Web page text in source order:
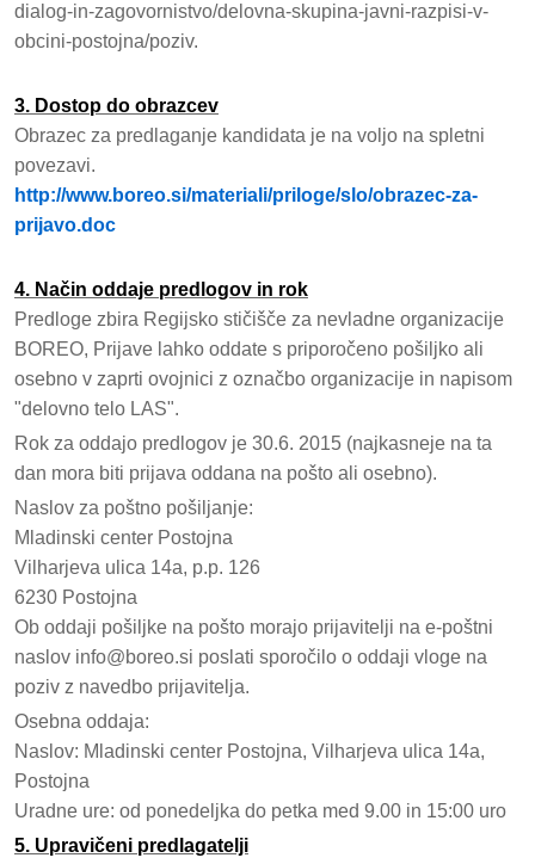
dialog-in-zagovornistvo/delovna-skupina-javni-razpisi-v-
obcini-postojna/poziv.
3. Dostop do obrazcev
Obrazec za predlaganje kandidata je na voljo na spletni
povezavi.
http://www.boreo.si/materiali/priloge/slo/obrazec-za-
prijavo.doc
4. Način oddaje predlogov in rok
Predloge zbira Regijsko stičišče za nevladne organizacije
BOREO, Prijave lahko oddate s priporočeno pošiljko ali
osebno v zaprti ovojnici z označbo organizacije in napisom
"delovno telo LAS".
Rok za oddajo predlogov je 30.6. 2015 (najkasneje na ta
dan mora biti prijava oddana na pošto ali osebno).
Naslov za poštno pošiljanje:
Mladinski center Postojna
Vilharjeva ulica 14a, p.p. 126
6230 Postojna
Ob oddaji pošiljke na pošto morajo prijavitelji na e-poštni
naslov info@boreo.si poslati sporočilo o oddaji vloge na
poziv z navedbo prijavitelja.
Osebna oddaja:
Naslov: Mladinski center Postojna, Vilharjeva ulica 14a,
Postojna
Uradne ure: od ponedeljka do petka med 9.00 in 15:00 uro
5. Upravičeni predlagatelji